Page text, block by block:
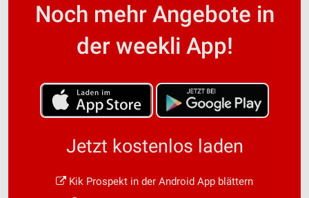
Noch mehr Angebote in
der weekli App!
Jetzt kostenlos laden
Kik Prospekt in der Android App blättern